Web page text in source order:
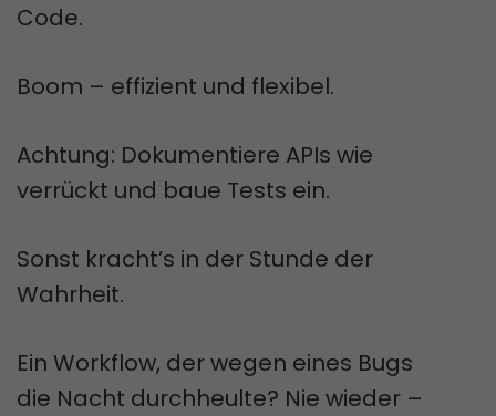
Code.
Boom – effizient und flexibel.
Achtung: Dokumentiere APIs wie
verrückt und baue Tests ein.
Sonst kracht’s in der Stunde der
Wahrheit.
Ein Workflow, der wegen eines Bugs
die Nacht durchheulte? Nie wieder –